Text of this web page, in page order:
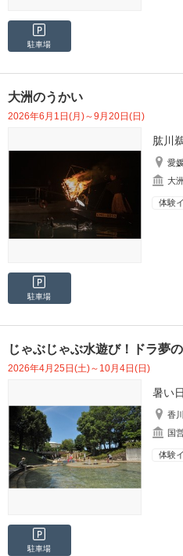
駐車場
大洲のうかい
2026年6月1日(月)～9月20日(日)
肱川
愛
大
体験
駐車場
じゃぶじゃぶ水遊び！ドラ夢
2026年4月25日(土)～10月4日(日)
暑い
香
国
体験
駐車場